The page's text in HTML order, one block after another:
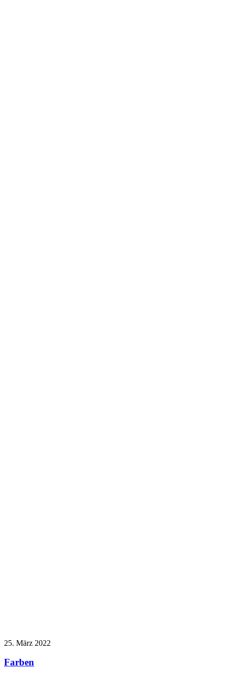
25. März 2022
Farben